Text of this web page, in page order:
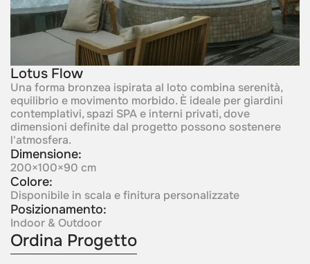
Lotus Flow
Una forma bronzea ispirata al loto combina serenità,
equilibrio e movimento morbido. È ideale per giardini
contemplativi, spazi SPA e interni privati, dove
dimensioni definite dal progetto possono sostenere
l'atmosfera.
Dimensione:
200×100×90 cm
Colore:
Disponibile in scala e finitura personalizzate
Posizionamento:
Indoor & Outdoor
Ordina Progetto